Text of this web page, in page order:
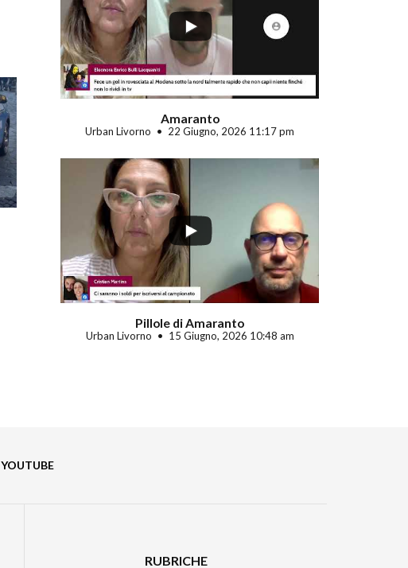
...
Amaranto
Urban Livorno 22 Giugno, 2026 11:17 pm
Pillole di Amaranto
Urban Livorno 15 Giugno, 2026 10:48 am
YOUTUBE
RUBRICHE